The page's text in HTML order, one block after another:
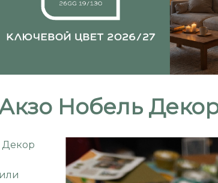
Нобель
Декор